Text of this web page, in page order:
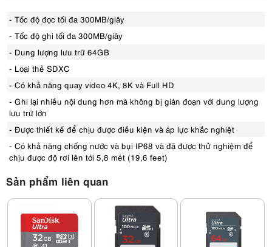
- Tốc độ đọc tối đa 300MB/giây
- Tốc độ ghi tối đa 300MB/giây
- Dung lượng lưu trữ 64GB
- Loại thẻ SDXC
- Có khả năng quay video 4K, 8K và Full HD
- Ghi lại nhiều nội dung hơn mà không bị gián đoạn với dung lượng
lưu trữ lớn
- Được thiết kế để chịu được điều kiện và áp lực khắc nghiệt
- Có khả năng chống nước và bụi IP68 và đã được thử nghiệm để
chịu được độ rơi lên tới 5,8 mét (19,6 feet)
Sản phẩm liên quan